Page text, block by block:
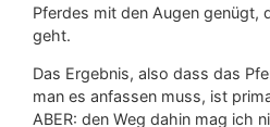
Pferdes mit den Augen genügt,
geht.
Das Ergebnis, also dass das
man es anfassen muss, ist
ABER: den Weg dahin mag ich